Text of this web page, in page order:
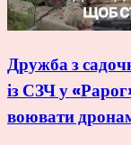
Дружба з
із СЗЧ у
воювати